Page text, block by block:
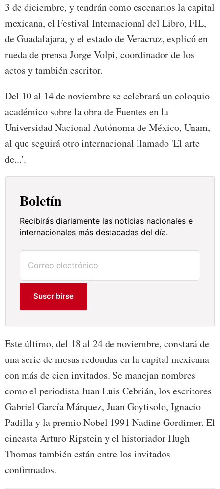
3 de diciembre, y tendrán como escenarios la capital
mexicana, el Festival Internacional del Libro, FIL,
de Guadalajara, y el estado de Veracruz, explicó en
rueda de prensa Jorge Volpi, coordinador de los
actos y también escritor.
Del 10 al 14 de noviembre se celebrará un coloquio
académico sobre la obra de Fuentes en la
Universidad Nacional Autónoma de México, Unam,
al que seguirá otro internacional llamado 'El arte
de...'.
Boletín
Recibirás diariamente las noticias nacionales e
internacionales más destacadas del día.
Suscribirse
Este último, del 18 al 24 de noviembre, constará de
una serie de mesas redondas en la capital mexicana
con más de cien invitados. Se manejan nombres
como el periodista Juan Luis Cebrián, los escritores
Gabriel García Márquez, Juan Goytisolo, Ignacio
Padilla y la premio Nobel 1991 Nadine Gordimer. El
cineasta Arturo Ripstein y el historiador Hugh
Thomas también están entre los invitados
confirmados.